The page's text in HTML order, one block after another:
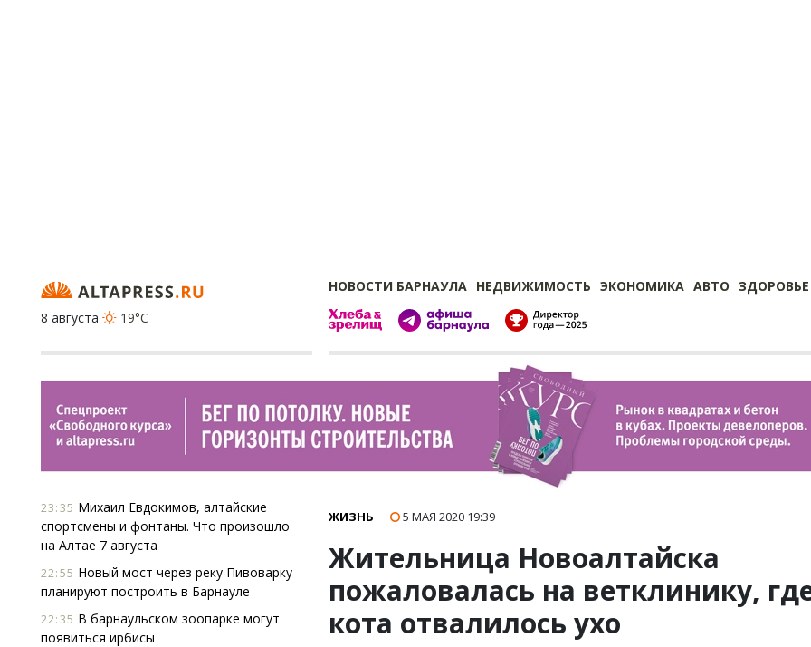
НОВОСТИ БАРНАУЛА НЕДВИЖИМОСТЬ ЭКОНОМИКА АВТО ЗДОРОВЬЕ
8 августа
19°C
23:35 Михаил Евдокимов, алтайские
спортсмены и фонтаны. Что произошло
на Алтае 7 августа
22:55 Новый мост через реку Пивоварку
планируют построить в Барнауле
22:35 В барнаульском зоопарке могут
появиться ирбисы
ЖИЗНЬ 5 МАЯ 2020 19:39
Жительница Новоалтайска
пожаловалась на ветклинику,
кота отвалилось ухо